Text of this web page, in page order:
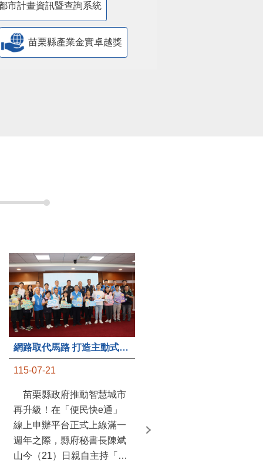
市計畫資訊暨查詢系統
苗栗縣產業金實卓越獎
網路取代馬路 打造主動式數位便民服務 苗栗便民快e通 2.0智慧升級啟用
115-07-21
苗栗縣政府推動智慧城市
再升級！在「便民快e通」
線上申辦平台正式上線滿一
週年之際，縣府秘書長陳斌
山今（21）日親自主持「便
運作，這是鄉內第6個、全